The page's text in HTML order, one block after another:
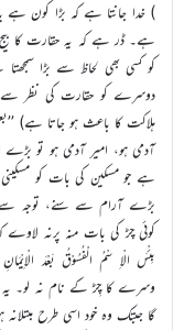
) خدا جانتا ہے کہ بڑا کون
ہے۔ ڈر ہے کہ یہ حقارت کا
کو کسی بھی لحاظ سے بڑا
دوسرے کو حقارت کی نظر سے
ہلاکت کا باعث ہو جاتا ہے)
آدمی ہو، امیر آدمی ہو تو
ہے جو مسکین کی بات کو
بڑے آرام سے سنے، توجہ
کوئی چڑ کی بات منہ پرنہ لاوے
وسرے کا چِڑ کے نام نہ لو۔
گا جبتک وہ خود اسی طرح